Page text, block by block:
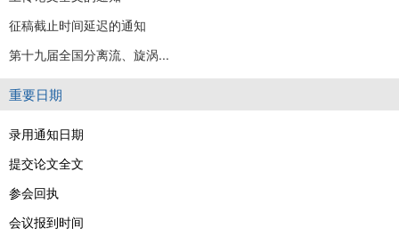
征稿截止时间延迟的通知
第十九届全国分离流、旋涡...
重要日期
录用通知日期
提交论文全文
参会回执
会议报到时间